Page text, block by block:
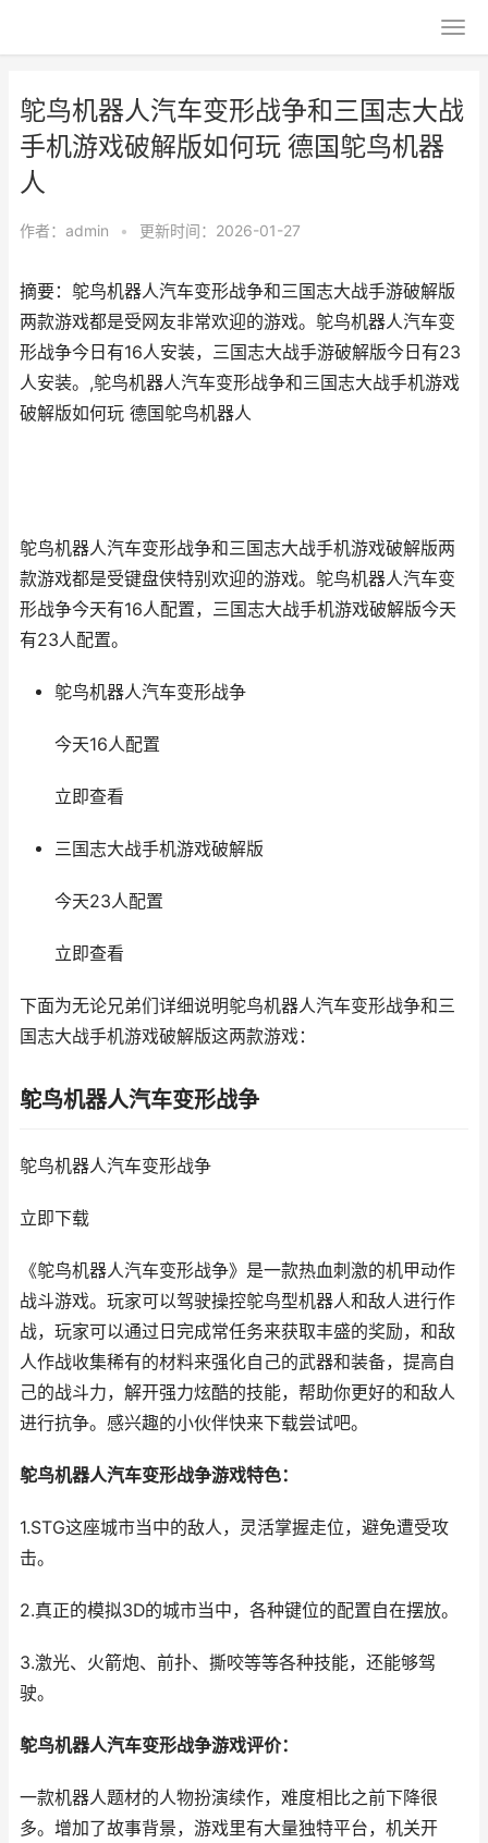
鸵鸟机器人汽车变形战争和三国志大战
手机游戏破解版如何玩 德国鸵鸟机器
人
作者： admin • 更新时间：2026-01-27
摘要：鸵鸟机器人汽车变形战争和三国志大战手游破解版
两款游戏都是受网友非常欢迎的游戏。鸵鸟机器人汽车变
形战争今日有16人安装，三国志大战手游破解版今日有23
人安装。,鸵鸟机器人汽车变形战争和三国志大战手机游戏
破解版如何玩 德国鸵鸟机器人
鸵鸟机器人汽车变形战争和三国志大战手机游戏破解版两
款游戏都是受键盘侠特别欢迎的游戏。鸵鸟机器人汽车变
形战争今天有16人配置，三国志大战手机游戏破解版今天
有23人配置。
鸵鸟机器人汽车变形战争
今天16人配置
立即查看
三国志大战手机游戏破解版
今天23人配置
立即查看
下面为无论兄弟们详细说明鸵鸟机器人汽车变形战争和三
国志大战手机游戏破解版这两款游戏：
鸵鸟机器人汽车变形战争
鸵鸟机器人汽车变形战争
立即下载
《鸵鸟机器人汽车变形战争》是一款热血刺激的机甲动作
战斗游戏。玩家可以驾驶操控鸵鸟型机器人和敌人进行作
战，玩家可以通过日完成常任务来获取丰盛的奖励，和敌
人作战收集稀有的材料来强化自己的武器和装备，提高自
己的战斗力，解开强力炫酷的技能，帮助你更好的和敌人
进行抗争。感兴趣的小伙伴快来下载尝试吧。
鸵鸟机器人汽车变形战争游戏特色：
1.STG这座城市当中的敌人，灵活掌握走位，避免遭受攻
击。
2.真正的模拟3D的城市当中，各种键位的配置自在摆放。
3.激光、火箭炮、前扑、撕咬等等各种技能，还能够驾
驶。
鸵鸟机器人汽车变形战争游戏评价：
一款机器人题材的人物扮演续作，难度相比之前下降很
多。增加了故事背景，游戏里有大量独特平台，机关开